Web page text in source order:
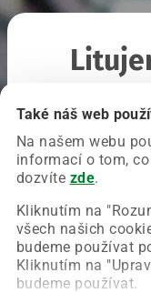
Také náš web
Na našem webu
informací o tom,
dozvíte zde.
Kliknutím na
všech našich
budeme používat
Kliknutím na
budeme používat.
Chyba nastala
Zkuste prosím
Obnovit